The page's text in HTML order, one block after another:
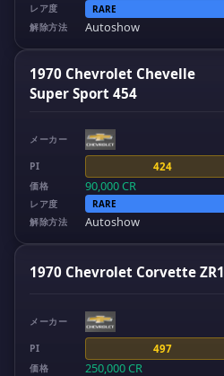
レア度
RARE
解除方法
Autoshow
1970 Chevrolet Chevelle
Super Sport 454
メーカー
PI 424
価格 90,000CR
レア度
RARE
解除方法
Autoshow
1970 Chevrolet Corvette ZR1
メーカー
PI 497
価格 250,000CR